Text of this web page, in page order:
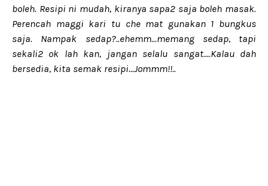
boleh. Resipi ni mudah, kiranya sapa2 saja boleh masak.
Perencah maggi kari tu che mat gunakan 1 bungkus
saja. Nampak sedap?..ehemm...memang sedap, tapi
sekali2 ok lah kan, jangan selalu sangat....Kalau dah
bersedia, kita semak resipi...Jommm!!..